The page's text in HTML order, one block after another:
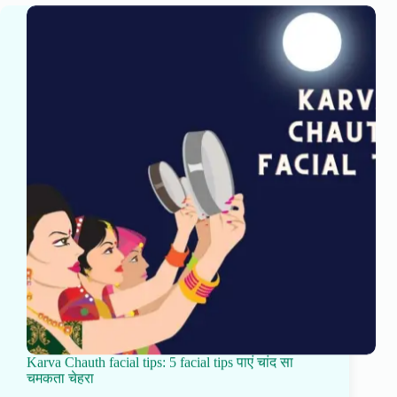
Karva Chauth facial tips: 5 facial tips पाएं चांद सा
चमकता चेहरा